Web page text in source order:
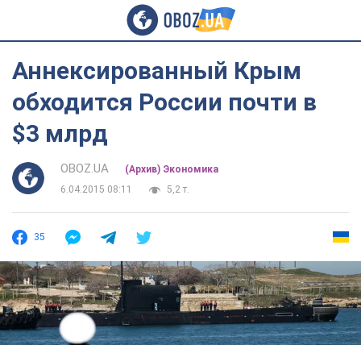
Аннексированный Крым
обходится России почти в
$3 млрд
OBOZ.UA
(Архив) Экономика
6.04.2015 08:11
5,2 т.
35